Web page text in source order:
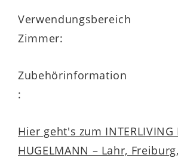
Verwendungsbereich
Zimmer:
Zubehörinformation
:
Hier geht's zum INTERLIVING
HUGELMANN – Lahr,